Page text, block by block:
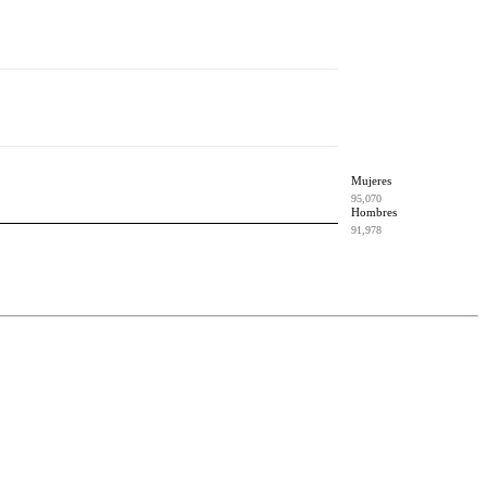
Mujeres
95,070
Hombres
91,978